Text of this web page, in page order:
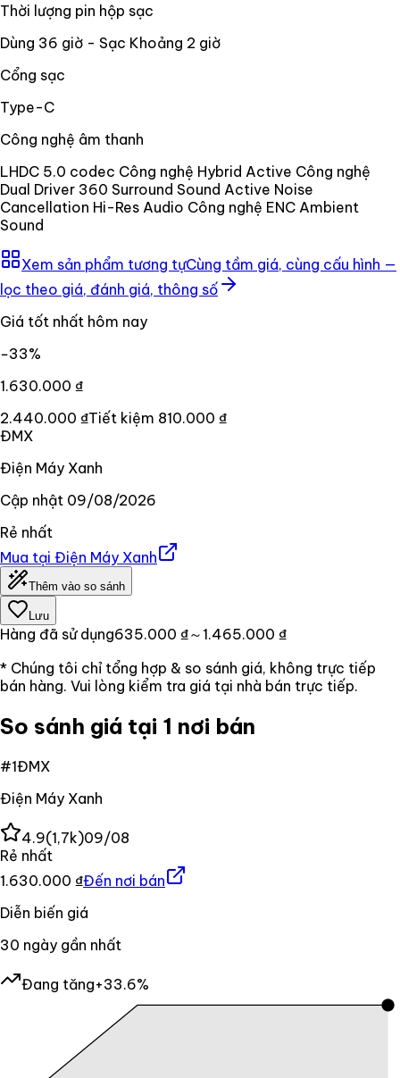
Thời lượng pin hộp sạc
Dùng 36 giờ - Sạc Khoảng 2 giờ
Cổng sạc
Type-C
Công nghệ âm thanh
LHDC 5.0 codec Công nghệ Hybrid Active Công nghệ
Dual Driver 360 Surround Sound Active Noise
Cancellation Hi-Res Audio Công nghệ ENC Ambient
Sound
Xem sản phẩm tương tựCùng tầm giá, cùng cấu hình —
lọc theo giá, đánh giá, thông số
Giá tốt nhất hôm nay
−33%
1.630.000 ₫
2.440.000 ₫Tiết kiệm 810.000 ₫
ĐMX
Điện Máy Xanh
Cập nhật 09/08/2026
Rẻ nhất
Mua tại Điện Máy Xanh
Thêm vào so sánh
Lưu
Hàng đã sử dụng635.000 ₫～1.465.000 ₫
* Chúng tôi chỉ tổng hợp & so sánh giá, không trực tiếp
bán hàng. Vui lòng kiểm tra giá tại nhà bán trực tiếp.
So sánh giá tại 1 nơi bán
#1ĐMX
Điện Máy Xanh
4.9(1,7k)09/08
Rẻ nhất
1.630.000 ₫Đến nơi bán
Diễn biến giá
30 ngày gần nhất
Đang tăng+33.6%